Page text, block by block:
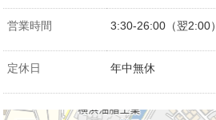
営業時間 3:30‐26:00（翌2:00）
定休日 年中無休